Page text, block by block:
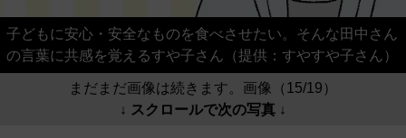
子どもに安心・安全なものを食べさせたい。そんな田中さん
の言葉に共感を覚えるすや子さん（提供：すやすや子さん）
まだまだ画像は続きます。画像（15/19）
↓ スクロールで次の写真 ↓